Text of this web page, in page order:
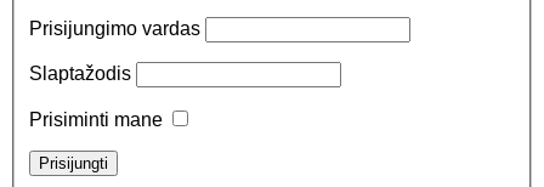
Prisijungimo vardas
Slaptažodis
Prisiminti mane